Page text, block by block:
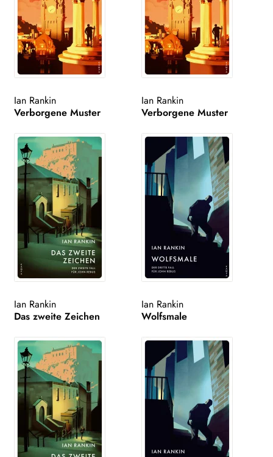
Ian Rankin
Verborgene Muster
Ian Rankin
Verborgene Muster
Ian Rankin
Das zweite Zeichen
Ian Rankin
Wolfsmale